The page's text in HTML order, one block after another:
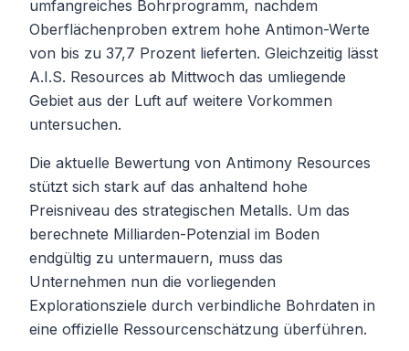
umfangreiches Bohrprogramm, nachdem
Oberflächenproben extrem hohe Antimon-Werte
von bis zu 37,7 Prozent lieferten. Gleichzeitig lässt
A.I.S. Resources ab Mittwoch das umliegende
Gebiet aus der Luft auf weitere Vorkommen
untersuchen.
Die aktuelle Bewertung von Antimony Resources
stützt sich stark auf das anhaltend hohe
Preisniveau des strategischen Metalls. Um das
berechnete Milliarden-Potenzial im Boden
endgültig zu untermauern, muss das
Unternehmen nun die vorliegenden
Explorationsziele durch verbindliche Bohrdaten in
eine offizielle Ressourcenschätzung überführen.